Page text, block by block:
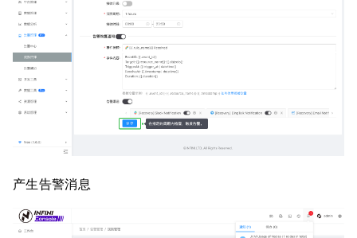
产生告警消息